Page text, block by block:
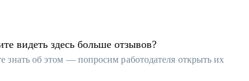
видеть здесь больше отзывов?
знать об этом — попросим работодателя открыть их